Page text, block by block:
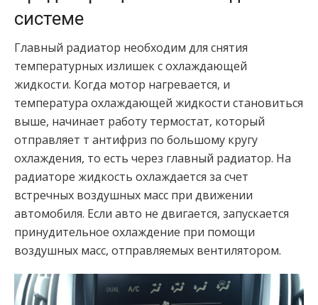
системе
Главный радиатор необходим для снятия
температурных излишек с охлаждающей
жидкости. Когда мотор нагревается, и
температура охлаждающей жидкости становиться
выше, начинает работу термостат, который
отправляет т антифриз по большому кругу
охлаждения, то есть через главный радиатор. На
радиаторе жидкость охлаждается за счет
встречных воздушных масс при движении
автомобиля. Если авто не двигается, запускается
принудительное охлаждение при помощи
воздушных масс, отправляемых вентилятором.